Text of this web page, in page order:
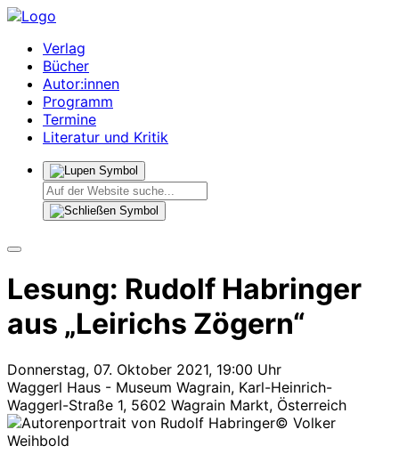
Verlag
Bücher
Autor:innen
Programm
Termine
Literatur und Kritik
Lesung: Rudolf Habringer
aus „Leirichs Zögern“
Donnerstag, 07. Oktober 2021, 19:00 Uhr
Waggerl Haus - Museum Wagrain, Karl-Heinrich-
Waggerl-Straße 1, 5602 Wagrain Markt, Österreich
© Volker
Weihbold